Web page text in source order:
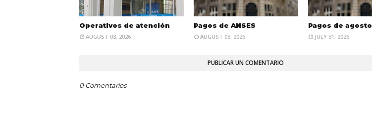
Operativos de atención
AUGUST 03, 2026
Pagos de ANSES
AUGUST 03, 2026
Pagos de agosto
JULY 31, 2026
PUBLICAR UN COMENTARIO
0 Comentarios